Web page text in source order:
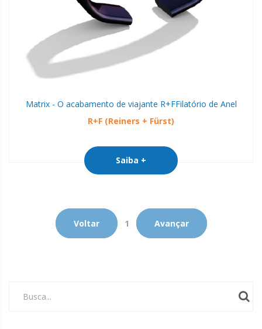
Matrix - O acabamento de viajante R+FFilatório de Anel
R+F (Reiners + Fürst)
Saiba +
Voltar 1 Avançar
Busca...